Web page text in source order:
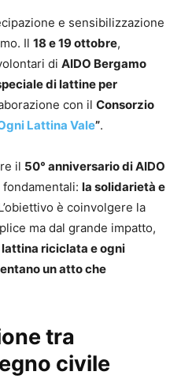
e sensibilizzazione
Il 18 e 19 ottobre,
di AIDO Bergamo
di lattine per
con il Consorzio
Lattina Vale”.
il 50° anniversario di AIDO
la solidarietà e
è coinvolgere la
ma dal grande impatto,
riciclata e ogni
un atto che
tra
civile